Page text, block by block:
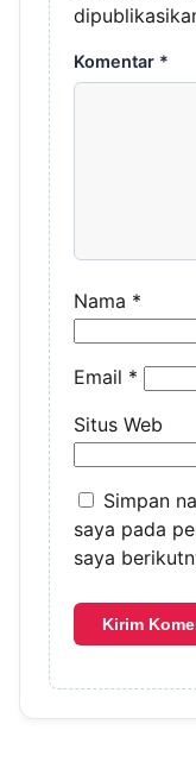
Komentar *
Nama *
Email *
Situs Web
Simpan
saya pada
saya